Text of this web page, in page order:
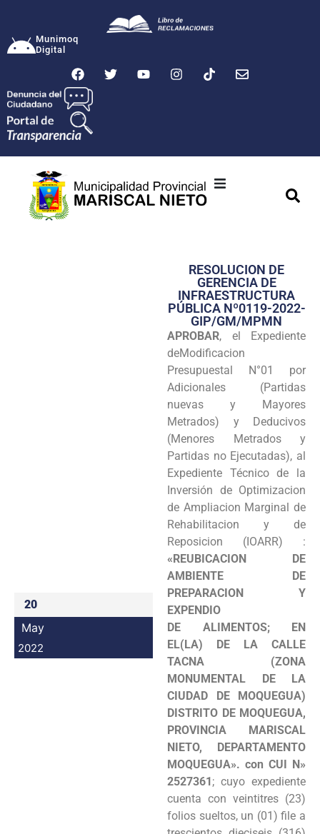
Munimoq
Digital
Transparencia
Seguridad
Programas
Intranet
20
May
2022
RESOLUCION DE
GERENCIA DE
INFRAESTRUCTURA
PÚBLICA Nº0119-2022-
GIP/GM/MPMN
APROBAR, el Expediente
deModificacion
Presupuestal N°01 por
Adicionales (Partidas
nuevas y Mayores
Metrados) y Deducivos
(Menores Metrados y
Partidas no Ejecutadas), al
Expediente Técnico de la
Inversión de Optimizacion
de Ampliacion Marginal de
Rehabilitacion y de
Reposicion (IOARR) :
«REUBICACION DE
AMBIENTE DE
PREPARACION Y
EXPENDIO
DE ALIMENTOS; EN
EL(LA) DE LA CALLE
TACNA (ZONA
MONUMENTAL DE LA
CIUDAD DE MOQUEGUA)
DISTRITO DE MOQUEGUA,
PROVINCIA MARISCAL
NIETO, DEPARTAMENTO
MOQUEGUA». con CUI N»
2527361; cuyo expediente
cuenta con veintitres (23)
folios sueltos, un (01) file a